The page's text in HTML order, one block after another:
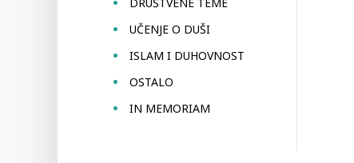
UČENJE O DUŠI
ISLAM I DUHOVNOST
OSTALO
IN MEMORIAM